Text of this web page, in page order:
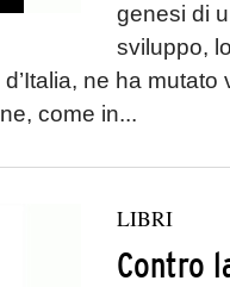
genesi di
sviluppo,
ne ha mutato
come in...
LIBRI
Contro